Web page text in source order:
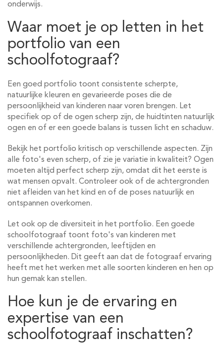
onderwijs.
Waar moet je op letten in het
portfolio van een
schoolfotograaf?
Een goed portfolio toont consistente scherpte,
natuurlijke kleuren en gevarieerde poses die de
persoonlijkheid van kinderen naar voren brengen. Let
specifiek op of de ogen scherp zijn, de huidtinten natuurlijk
ogen en of er een goede balans is tussen licht en schaduw.
Bekijk het portfolio kritisch op verschillende aspecten. Zijn
alle foto's even scherp, of zie je variatie in kwaliteit? Ogen
moeten altijd perfect scherp zijn, omdat dit het eerste is
wat mensen opvalt. Controleer ook of de achtergronden
niet afleiden van het kind en of de poses natuurlijk en
ontspannen overkomen.
Let ook op de diversiteit in het portfolio. Een goede
schoolfotograaf toont foto's van kinderen met
verschillende achtergronden, leeftijden en
persoonlijkheden. Dit geeft aan dat de fotograaf ervaring
heeft met het werken met alle soorten kinderen en hen op
hun gemak kan stellen.
Hoe kun je de ervaring en
expertise van een
schoolfotograaf inschatten?